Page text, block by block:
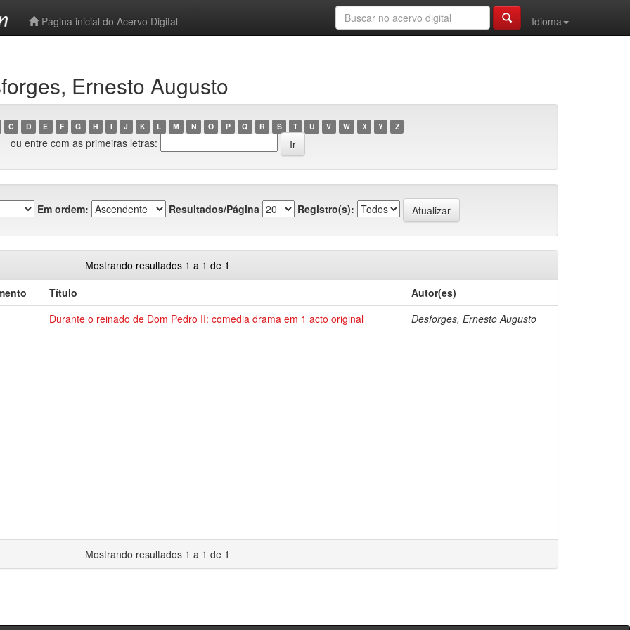
Página inicial do Acervo Digital
Idioma
Ernesto Augusto
C D E F G H I J K L M N O P Q R S T U V W X Y Z
ou entre com as primeiras letras:
Em ordem: Resultados/Página Registro(s):
Mostrando resultados 1 a 1 de 1
Título
Autor(es)
Durante o reinado de Dom Pedro II: comedia drama em 1 acto original
Desforges, Ernesto Augusto
Mostrando resultados 1 a 1 de 1